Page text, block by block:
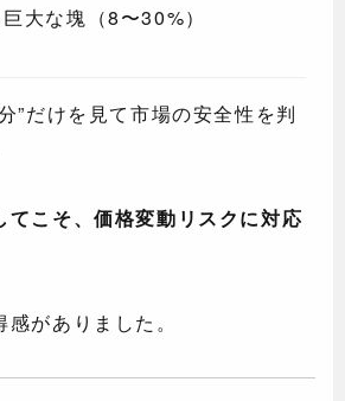
大な塊（8〜30%）
”だけを見て市場の安全性を判
てこそ、価格変動リスクに対応
がありました。